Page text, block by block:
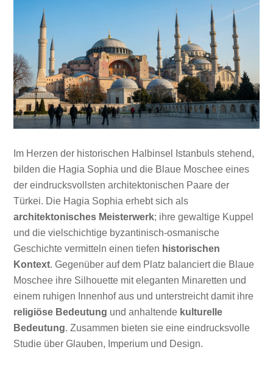
Im Herzen der historischen Halbinsel Istanbuls stehend,
bilden die Hagia Sophia und die Blaue Moschee eines
der eindrucksvollsten architektonischen Paare der
Türkei. Die Hagia Sophia erhebt sich als
architektonisches Meisterwerk; ihre gewaltige Kuppel
und die vielschichtige byzantinisch-osmanische
Geschichte vermitteln einen tiefen historischen
Kontext. Gegenüber auf dem Platz balanciert die Blaue
Moschee ihre Silhouette mit eleganten Minaretten und
einem ruhigen Innenhof aus und unterstreicht damit ihre
religiöse Bedeutung und anhaltende kulturelle
Bedeutung. Zusammen bieten sie eine eindrucksvolle
Studie über Glauben, Imperium und Design.